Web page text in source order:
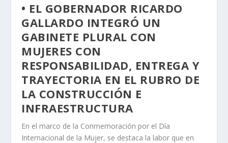
• EL GOBERNADOR RICARDO
GALLARDO INTEGRÓ UN
GABINETE PLURAL CON
MUJERES CON
RESPONSABILIDAD, ENTREGA Y
TRAYECTORIA EN EL RUBRO DE
LA CONSTRUCCIÓN E
INFRAESTRUCTURA
En el marco de la Conmemoración por el Día
Internacional de la Mujer, se destaca la labor que en